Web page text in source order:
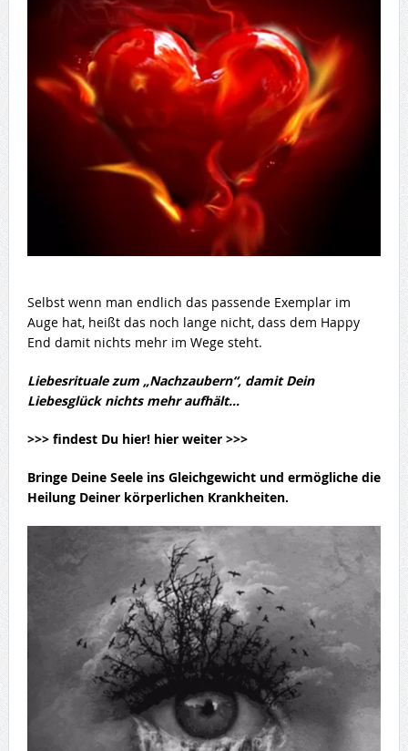
Selbst wenn man endlich das passende Exemplar im
Auge hat, heißt das noch lange nicht, dass dem Happy
End damit nichts mehr im Wege steht.
Liebesrituale zum „Nachzaubern“, damit Dein
Liebesglück nichts mehr aufhält…
>>> findest Du hier! hier weiter >>>
Bringe Deine Seele ins Gleichgewicht und ermögliche die
Heilung Deiner körperlichen Krankheiten.